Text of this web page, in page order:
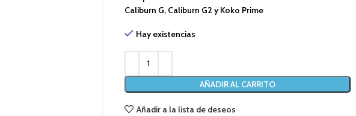
Caliburn G, Caliburn G2 y Koko Prime
Hay existencias
AÑADIR AL CARRITO
Añadir a la lista de deseos